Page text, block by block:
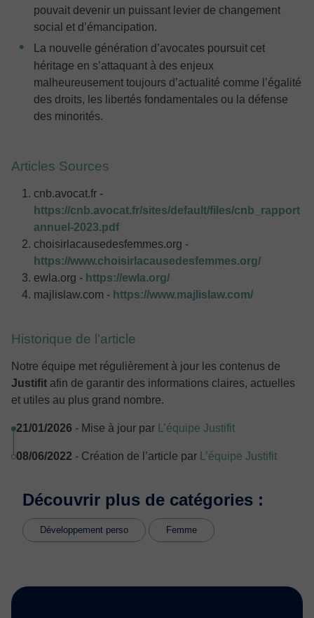
pouvait devenir un puissant levier de changement
social et d’émancipation.
La nouvelle génération d’avocates poursuit cet
héritage en s’attaquant à des enjeux
malheureusement toujours d’actualité comme l’égalité
des droits, les libertés fondamentales ou la défense
des minorités.
Articles Sources
cnb.avocat.fr -
https://cnb.avocat.fr/sites/default/files/cnb_rapport
annuel-2023.pdf
choisirlacausedesfemmes.org -
https://www.choisirlacausedesfemmes.org/
ewla.org - https://ewla.org/
majlislaw.com - https://www.majlislaw.com/
Historique de l’article
Notre équipe met régulièrement à jour les contenus de
Justifit afin de garantir des informations claires, actuelles
et utiles au plus grand nombre.
21/01/2026 - Mise à jour par L’équipe Justifit
08/06/2022 - Création de l’article par L’équipe Justifit
Découvrir plus de catégories :
Développement perso Femme